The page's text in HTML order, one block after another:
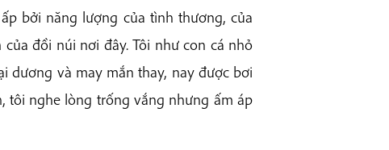
bởi năng lượng của tình thương, của
đồi núi nơi đây. Tôi như con cá nhỏ
dương và may mắn thay, nay được bơi
tôi nghe lòng trống vắng nhưng ấm áp